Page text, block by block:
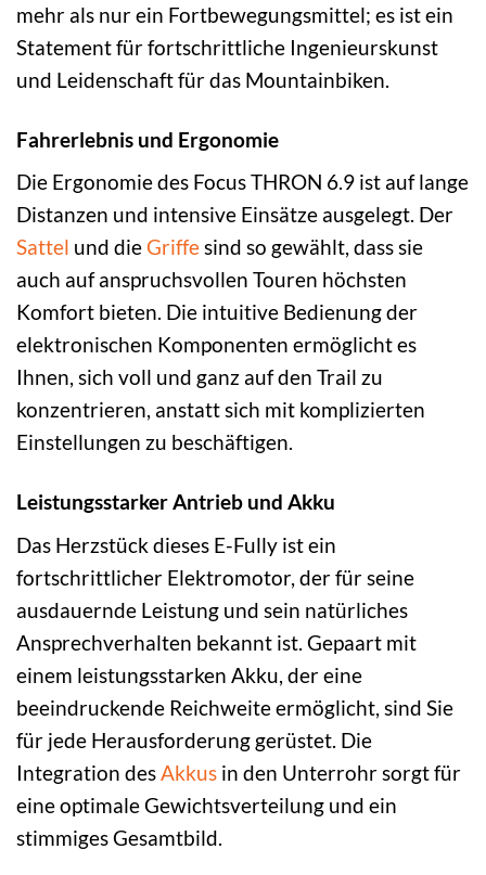
mehr als nur ein Fortbewegungsmittel; es ist ein
Statement für fortschrittliche Ingenieurskunst
und Leidenschaft für das Mountainbiken.
Fahrerlebnis und Ergonomie
Die Ergonomie des Focus THRON 6.9 ist auf lange
Distanzen und intensive Einsätze ausgelegt. Der
Sattel und die Griffesind so gewählt, dass sie
auch auf anspruchsvollen Touren höchsten
Komfort bieten. Die intuitive Bedienung der
elektronischen Komponenten ermöglicht es
Ihnen, sich voll und ganz auf den Trail zu
konzentrieren, anstatt sich mit komplizierten
Einstellungen zu beschäftigen.
Leistungsstarker Antrieb und Akku
Das Herzstück dieses E-Fully ist ein
fortschrittlicher Elektromotor, der für seine
ausdauernde Leistung und sein natürliches
Ansprechverhalten bekannt ist. Gepaart mit
einem leistungsstarken Akku, der eine
beeindruckende Reichweite ermöglicht, sind Sie
für jede Herausforderung gerüstet. Die
Integration desAkkus in den Unterrohr sorgt für
eine optimale Gewichtsverteilung und ein
stimmiges Gesamtbild.